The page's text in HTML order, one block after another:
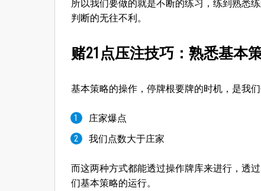
所以我们要做的就是不断的练习，练到熟悉
判断的无往不利。
赌21点压注技巧：熟悉基本
基本策略的操作，停牌根要牌的时机，是我
庄家爆点
我们点数大于庄家
而这两种方式都能透过操作牌库来进行，透
们基本策略的运行。